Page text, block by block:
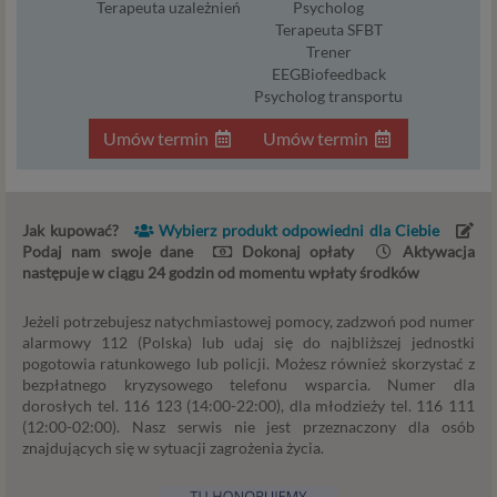
Terapeuta uzależnień
Umów termin
Psycholog
Terapeuta SFBT
Trener
EEGBiofeedback
Psycholog transportu
Umów termin
Jak kupować?
Wybierz produkt odpowiedni dla Ciebie
Podaj nam swoje dane
Dokonaj opłaty
Aktywacja
następuje w ciągu 24 godzin od momentu wpłaty środków
Jeżeli potrzebujesz natychmiastowej pomocy, zadzwoń pod numer
alarmowy 112 (Polska) lub udaj się do najbliższej jednostki
pogotowia ratunkowego lub policji. Możesz również skorzystać z
bezpłatnego kryzysowego telefonu wsparcia. Numer dla
dorosłych tel. 116 123 (14:00-22:00), dla młodzieży tel. 116 111
(12:00-02:00). Nasz serwis nie jest przeznaczony dla osób
znajdujących się w sytuacji zagrożenia życia.
sprawdzenie, czy do Twojego konta nie loguje się
nieuprawniona osoba), dokonanie pomiarów
statystycznych, ulepszania naszych usług i
dopasowania ich do potrzeb i wygody
użytkowników (np. personalizowanie treści w
usługach) jak również prowadzenie marketingu i
materiały na ten temat w Psychorada.pl to możemy
Ci wyświetlić reklamę na podobny temat).
interesujące Cię oferty reklamowe (np. produktu lub
usługi, których możesz potrzebować) reklamodawcy
i ich przedstawiciele muszą mieć możliwość
przetwarzania Twoich danych. Udzielenie takiej
zgody jest całkowicie dobrowolne, i jeśli nie chcesz,
nie musisz jej udzielać. Dzięki naszemu rozwiązaniu
masz również możliwość ograniczenia zakresu lub